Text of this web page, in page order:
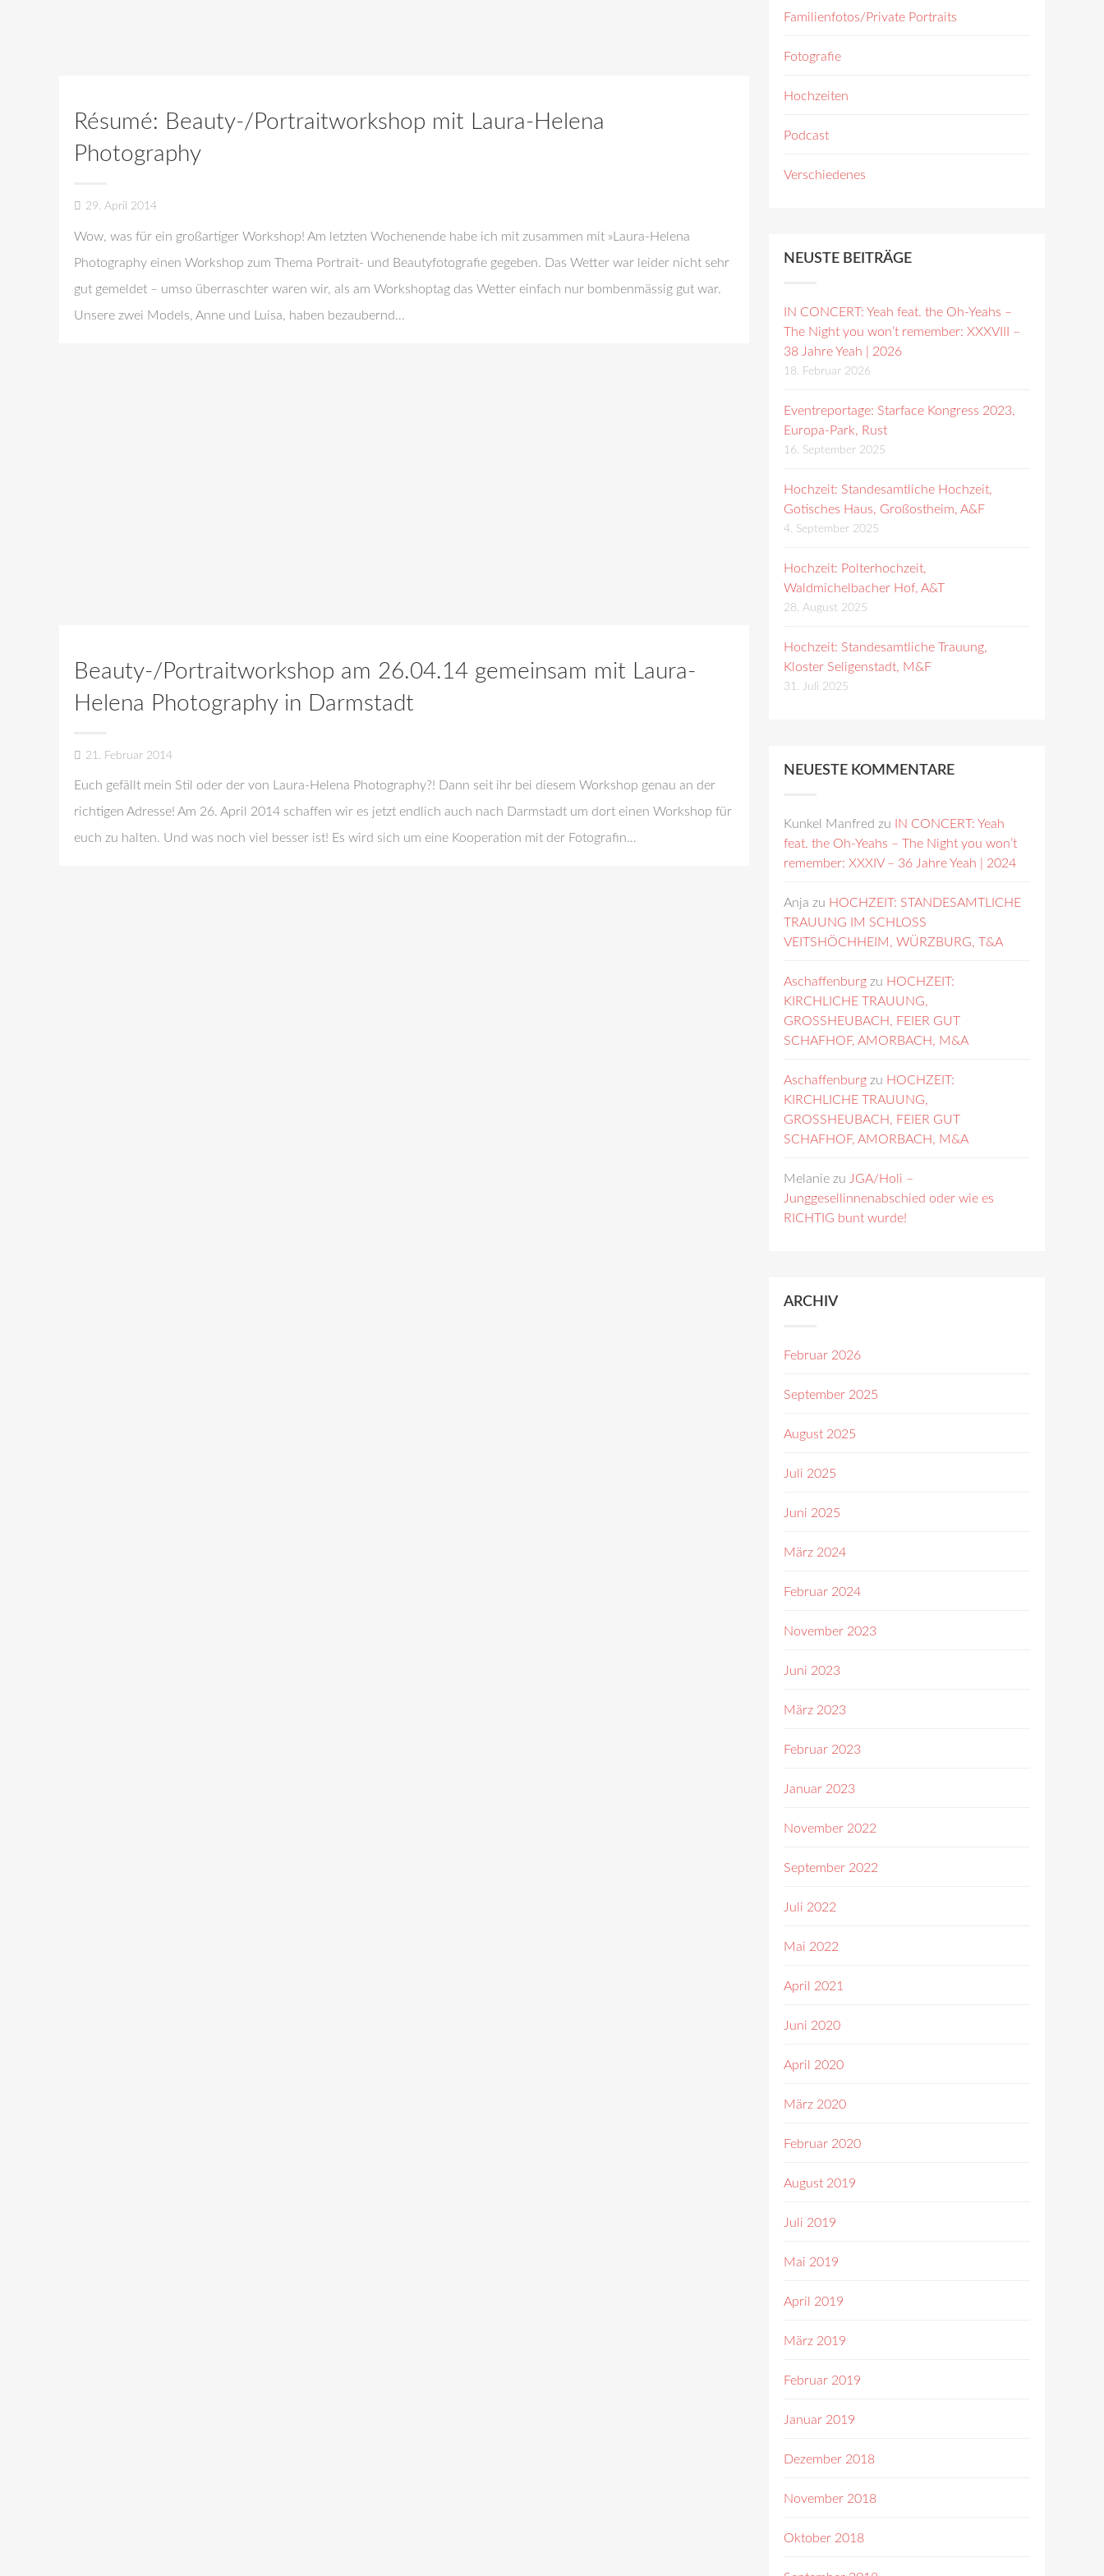
Résumé: Beauty-/Portraitworkshop mit Laura-Helena
Photography
29. April 2014
Wow, was für ein großartiger Workshop! Am letzten Wochenende habe ich mit zusammen mit »Laura-Helena
Photography einen Workshop zum Thema Portrait- und Beautyfotografie gegeben. Das Wetter war leider nicht sehr
gut gemeldet – umso überraschter waren wir, als am Workshoptag das Wetter einfach nur bombenmässig gut war.
Unsere zwei Models, Anne und Luisa, haben bezaubernd…
Beauty-/Portraitworkshop am 26.04.14 gemeinsam mit Laura-
Helena Photography in Darmstadt
21. Februar 2014
Euch gefällt mein Stil oder der von Laura-Helena Photography?! Dann seit ihr bei diesem Workshop genau an der
richtigen Adresse! Am 26. April 2014 schaffen wir es jetzt endlich auch nach Darmstadt um dort einen Workshop für
euch zu halten. Und was noch viel besser ist! Es wird sich um eine Kooperation mit der Fotografin…
Familienfotos/Private Portraits
Fotografie
Hochzeiten
Podcast
Verschiedenes
NEUSTE BEITRÄGE
IN CONCERT: Yeah feat. the Oh-Yeahs –
The Night you won’t remember: XXXVIII –
38 Jahre Yeah | 2026
18. Februar 2026
Eventreportage: Starface Kongress 2023,
Europa-Park, Rust
16. September 2025
Hochzeit: Standesamtliche Hochzeit,
Gotisches Haus, Großostheim, A&F
4. September 2025
Hochzeit: Polterhochzeit,
Waldmichelbacher Hof, A&T
28. August 2025
Hochzeit: Standesamtliche Trauung,
Kloster Seligenstadt, M&F
31. Juli 2025
NEUESTE KOMMENTARE
Kunkel Manfred zu IN CONCERT: Yeah
feat. the Oh-Yeahs – The Night you won’t
remember: XXXIV – 36 Jahre Yeah | 2024
Anja zu HOCHZEIT: STANDESAMTLICHE
TRAUUNG IM SCHLOSS
VEITSHÖCHHEIM, WÜRZBURG, T&A
Aschaffenburg zu HOCHZEIT:
KIRCHLICHE TRAUUNG,
GROSSHEUBACH, FEIER GUT
SCHAFHOF, AMORBACH, M&A
Aschaffenburg zu HOCHZEIT:
KIRCHLICHE TRAUUNG,
GROSSHEUBACH, FEIER GUT
SCHAFHOF, AMORBACH, M&A
Melanie zu JGA/Holi –
Junggesellinnenabschied oder wie es
RICHTIG bunt wurde!
ARCHIV
Februar 2026
September 2025
August 2025
Juli 2025
Juni 2025
März 2024
Februar 2024
November 2023
Juni 2023
März 2023
Februar 2023
Januar 2023
November 2022
September 2022
Juli 2022
Mai 2022
April 2021
Juni 2020
April 2020
März 2020
Februar 2020
August 2019
Juli 2019
Mai 2019
April 2019
März 2019
Februar 2019
Januar 2019
Dezember 2018
November 2018
Oktober 2018